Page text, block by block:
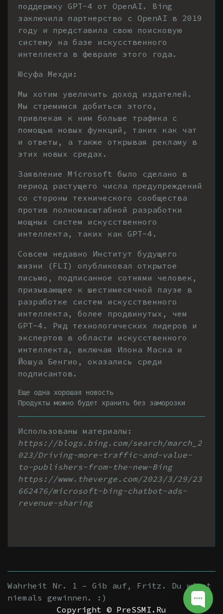
поддержку GPT-4 от OpenAI. Bing
заключила партнерство с OpenAI в 2019
году и представила свою поисковую
систему на базе искусственного
интеллекта в феврале этого года.
Юсуфа Мехди:
Мы хотим увеличить доход издателей.
Мы стремимся добиться этого,
привлекая к ним больше трафика с
помощью новых функций, таких как чат
и ответы, а также открывая рекламу в
этих новых средах.
Заявление Microsoft было сделано в
период растущего числа предупреждений
со стороны технического сообщества
против полномасштабной разработки
мощных систем искусственного
интеллекта, таких как GPT-4.
Совсем недавно Институт будущего
жизни (FLI) опубликовал открытое
письмо, подписанное сотнями человек,
призывающее к шестимесячной паузе в
разработке систем искусственного
интеллекта, более продвинутых, чем
GPT-4. Ряд технологических лидеров и
экспертов в области искусственного
интеллекта, включая Илона Маска и
Йошуа Бенгио, оказались среди
подписантов.
Еще одна хорошая новость
Продукты можно будет хранить без заморозки
Использованы материалы:
https://blogs.bing.com/search/march_2
023/Driving-more-traffic-and-value-
to-publishers-from-the-new-Bing
https://www.theverge.com/2023/3/29/23
662476/microsoft-bing-chatbot-ads-
revenue-sharing
Wahrheit Nr. 1 – Gib auf, Fritz. Du wirst
niemals gewinnen. :)
Copyright © PreSSMI.Ru